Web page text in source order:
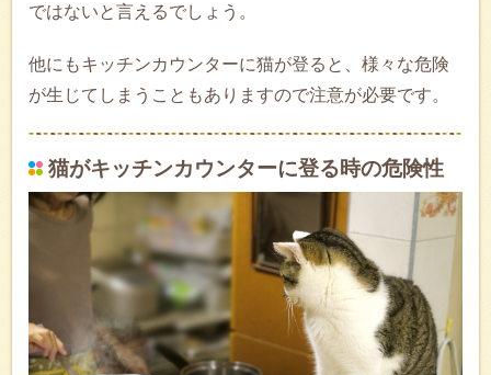
ではないと言えるでしょう。
他にもキッチンカウンターに猫が登ると、様々な危険
が生じてしまうこともありますので注意が必要です。
猫がキッチンカウンターに登る時の危険性